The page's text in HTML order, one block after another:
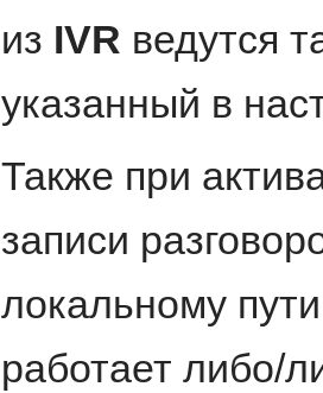
из IVR ведутся
указанный в
Также при
записи
локальному
работает либо/